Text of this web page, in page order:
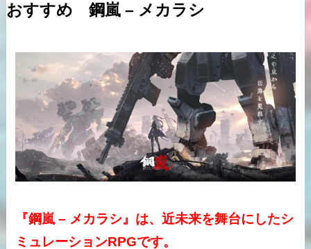
おすすめ 鋼嵐 – メカラシ
『鋼嵐 – メカラシ』は、近未来を舞台にしたシ
ミュレーションRPGです。